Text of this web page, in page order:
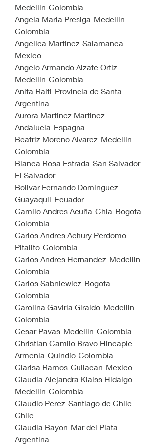
Medellin-Colombia
Angela Maria Presiga-Medellin-
Colombia
Angelica Martinez-Salamanca-
Mexico
Angelo Armando Alzate Ortiz-
Medellin-Colombia
Anita Raiti-Provincia de Santa-
Argentina
Aurora Martinez Martinez-
Andalucia-Espagna
Beatriz Moreno Alvarez-Medellin-
Colombia
Blanca Rosa Estrada-San Salvador-
El Salvador
Bolivar Fernando Dominguez-
Guayaquil-Ecuador
Camilo Andres Acuña-Chia-Bogota-
Colombia
Carlos Andres Achury Perdomo-
Pitalito-Colombia
Carlos Andres Hernandez-Medellin-
Colombia
Carlos Sabniewicz-Bogota-
Colombia
Carolina Gaviria Giraldo-Medellin-
Colombia
Cesar Pavas-Medellin-Colombia
Christian Camilo Bravo Hincapie-
Armenia-Quindío-Colombia
Clarisa Ramos-Culiacan-Mexico
Claudia Alejandra Klaiss Hidalgo-
Medellin-Colombia
Claudio Perez-Santiago de Chile-
Chile
Claudia Bayon-Mar del Plata-
Argentina